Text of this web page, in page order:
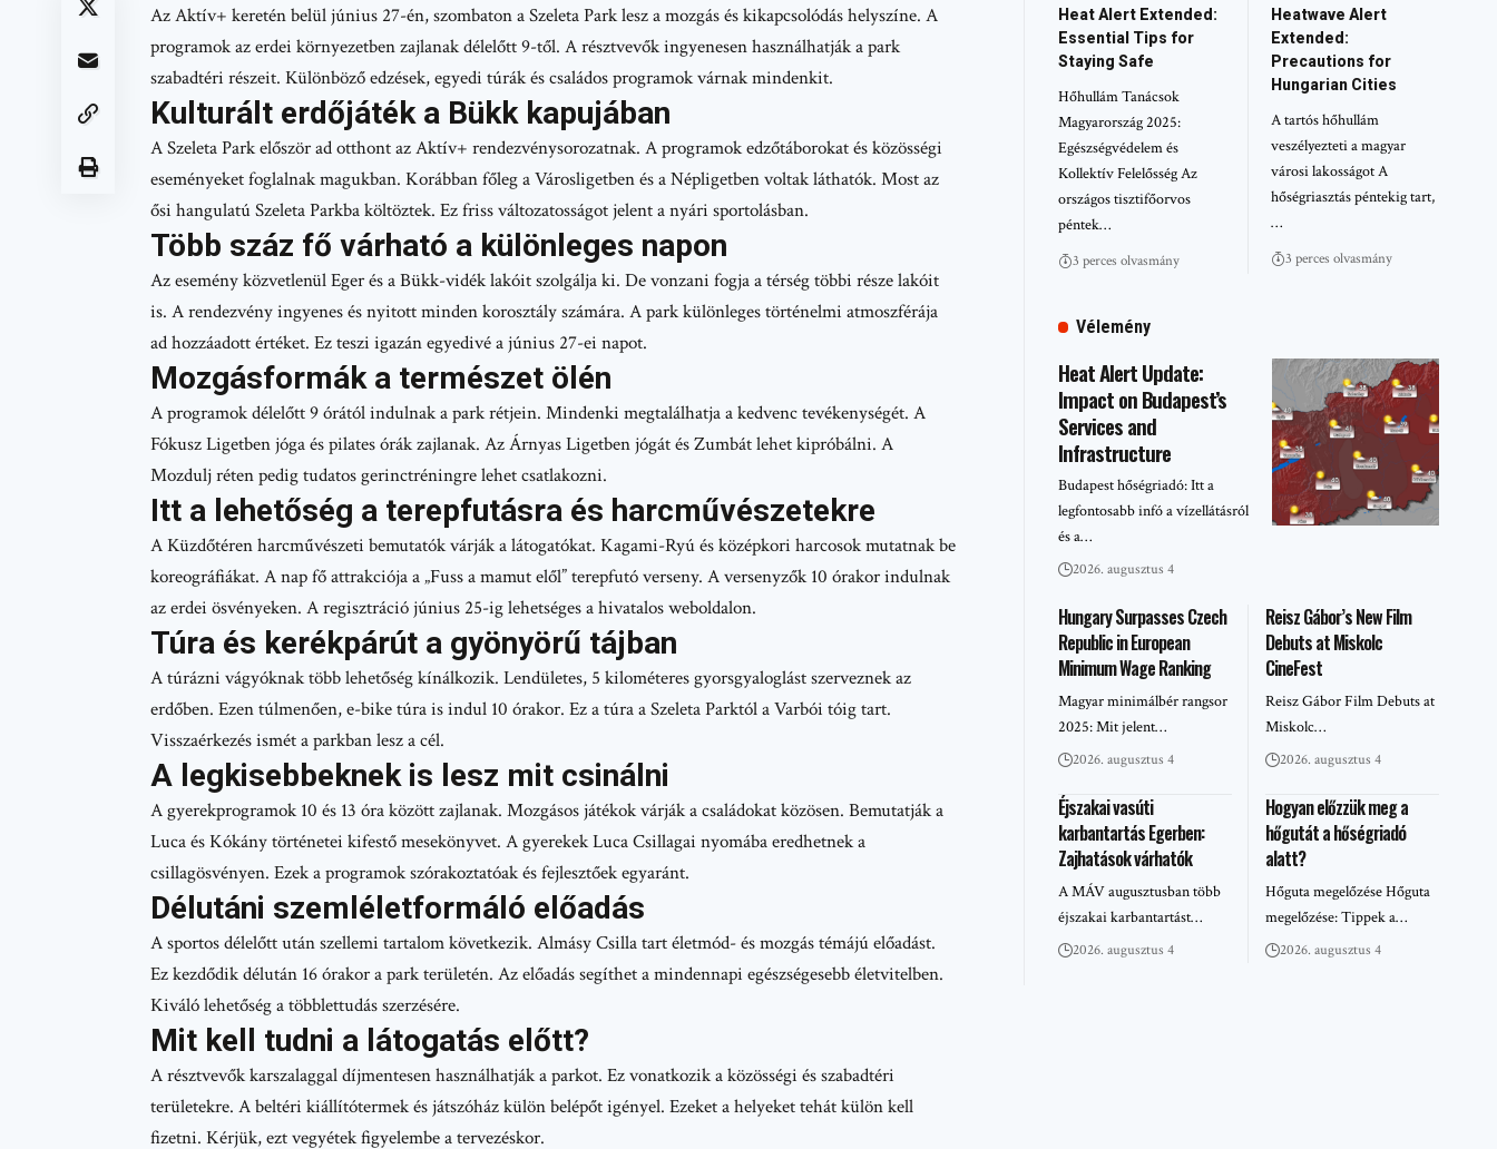
Az Aktív+ keretén belül június 27-én, szombaton a Szeleta Park lesz a mozgás és kikapcsolódás helyszíne. A
programok az erdei környezetben zajlanak délelőtt 9-től. A résztvevők ingyenesen használhatják a park
szabadtéri részeit. Különböző edzések, egyedi túrák és családos programok várnak mindenkit.
Kulturált erdőjáték a Bükk kapujában
A Szeleta Park először ad otthont az Aktív+ rendezvénysorozatnak. A programok edzőtáborokat és közösségi
eseményeket foglalnak magukban. Korábban főleg a Városligetben és a Népligetben voltak láthatók. Most az
ősi hangulatú Szeleta Parkba költöztek. Ez friss változatosságot jelent a nyári sportolásban.
Több száz fő várható a különleges napon
Az esemény közvetlenül Eger és a Bükk-vidék lakóit szolgálja ki. De vonzani fogja a térség többi része lakóit
is. A rendezvény ingyenes és nyitott minden korosztály számára. A park különleges történelmi atmoszférája
ad hozzáadott értéket. Ez teszi igazán egyedivé a június 27-ei napot.
Mozgásformák a természet ölén
A programok délelőtt 9 órától indulnak a park rétjein. Mindenki megtalálhatja a kedvenc tevékenységét. A
Fókusz Ligetben jóga és pilates órák zajlanak. Az Árnyas Ligetben jógát és Zumbát lehet kipróbálni. A
Mozdulj réten pedig tudatos gerinctréningre lehet csatlakozni.
Itt a lehetőség a terepfutásra és harcművészetekre
A Küzdőtéren harcművészeti bemutatók várják a látogatókat. Kagami-Ryú és középkori harcosok mutatnak be
koreográfiákat. A nap fő attrakciója a „Fuss a mamut elől” terepfutó verseny. A versenyzők 10 órakor indulnak
az erdei ösvényeken. A regisztráció június 25-ig lehetséges a hivatalos weboldalon.
Túra és kerékpárút a gyönyörű tájban
A túrázni vágyóknak több lehetőség kínálkozik. Lendületes, 5 kilométeres gyorsgyaloglást szerveznek az
erdőben. Ezen túlmenően, e-bike túra is indul 10 órakor. Ez a túra a Szeleta Parktól a Varbói tóig tart.
Visszaérkezés ismét a parkban lesz a cél.
A legkisebbeknek is lesz mit csinálni
A gyerekprogramok 10 és 13 óra között zajlanak. Mozgásos játékok várják a családokat közösen. Bemutatják a
Luca és Kókány történetei kifestő mesekönyvet. A gyerekek Luca Csillagai nyomába eredhetnek a
csillagösvényen. Ezek a programok szórakoztatóak és fejlesztőek egyaránt.
Délutáni szemléletformáló előadás
A sportos délelőtt után szellemi tartalom következik. Almásy Csilla tart életmód- és mozgás témájú előadást.
Ez kezdődik délután 16 órakor a park területén. Az előadás segíthet a mindennapi egészségesebb életvitelben.
Kiváló lehetőség a többlettudás szerzésére.
Mit kell tudni a látogatás előtt?
A résztvevők karszalaggal díjmentesen használhatják a parkot. Ez vonatkozik a közösségi és szabadtéri
területekre. A beltéri kiállítótermek és játszóház külön belépőt igényel. Ezeket a helyeket tehát külön kell
fizetni. Kérjük, ezt vegyétek figyelembe a tervezéskor.
Heat Alert Extended:
Essential Tips for
Staying Safe
Hőhullám Tanácsok
Magyarország 2025:
Egészségvédelem és
Kollektív Felelősség Az
országos tisztifőorvos
péntek…
3 perces olvasmány
Heatwave Alert
Extended:
Precautions for
Hungarian Cities
A tartós hőhullám
veszélyezteti a magyar
városi lakosságot A
hőségriasztás péntekig tart,
…
3 perces olvasmány
Vélemény
Heat Alert Update:
Impact on Budapest’s
Services and
Infrastructure
Budapest hőségriadó: Itt a
legfontosabb infó a vízellátásról
és a…
2026. augusztus 4
Hungary Surpasses Czech
Republic in European
Minimum Wage Ranking
Magyar minimálbér rangsor
2025: Mit jelent…
2026. augusztus 4
Reisz Gábor’s New Film
Debuts at Miskolc
CineFest
Reisz Gábor Film Debuts at
Miskolc…
2026. augusztus 4
Éjszakai vasúti
karbantartás Egerben:
Zajhatások várhatók
A MÁV augusztusban több
éjszakai karbantartást…
2026. augusztus 4
Hogyan előzzük meg a
hőgutát a hőségriadó
alatt?
Hőguta megelőzése Hőguta
megelőzése: Tippek a…
2026. augusztus 4